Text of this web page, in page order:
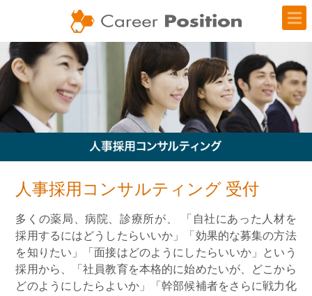
人事採用コンサルティング 受付
多くの薬局、病院、診療所が、 「自社にあった人材を
採用するにはどうしたらいいか」「効果的な募集の方法
を知りたい」「面接はどのようにしたらいいか」という
採用から、「社員教育を本格的に始めたいが、どこから
どのようにしたらよいか」「幹部候補者をさらに戦力化